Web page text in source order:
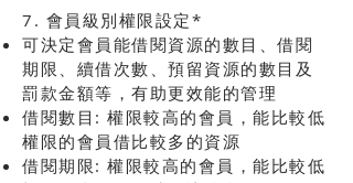
7. 會員級別權限設定*
可決定會員能借閱資源的數目、借閱
期限、續借次數、預留資源的數目及
罰款金額等，有助更效能的管理
借閱數目: 權限較高的會員，能比較低
權限的會員借比較多的資源
借閱期限: 權限較高的會員，能比較低